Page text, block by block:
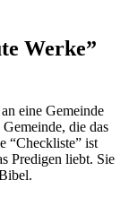
Werke”
eine Gemeinde
die das
“Checkliste” ist
Predigen liebt. Sie